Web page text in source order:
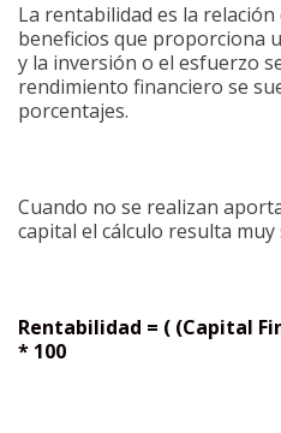
La rentabilidad es la
beneficios que proporciona
y la inversión o el esfuerzo
rendimiento financiero se
porcentajes.
Cuando no se realizan
capital el cálculo resulta muy
Rentabilidad = ( (Capital
* 100